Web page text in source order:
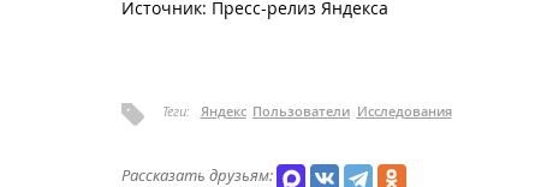
Источник: Пресс-релиз Яндекса
Теги: Яндекс Пользователи Исследования
Рассказать друзьям: